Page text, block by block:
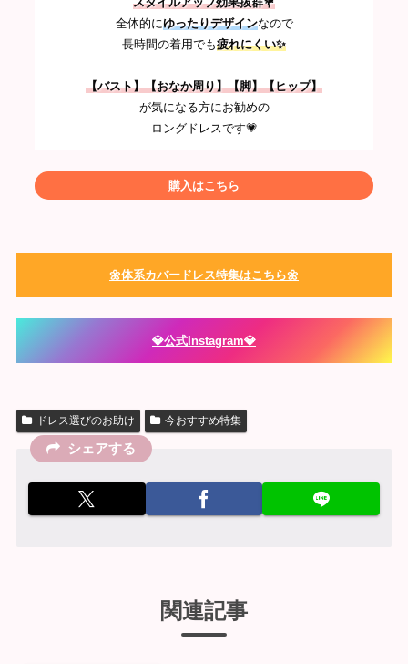
全体的にゆったりデザインなので
長時間の着用でも疲れにくい✨
【バスト】【おなか周り】【脚】【ヒップ】
が気になる方にお勧めの
ロングドレスです💗
購入はこちら
🌼体系カバードレス特集はこちら🌼
💎公式Instagram💎
ドレス選びのお助け 今おすすめ特集
シェアする
関連記事